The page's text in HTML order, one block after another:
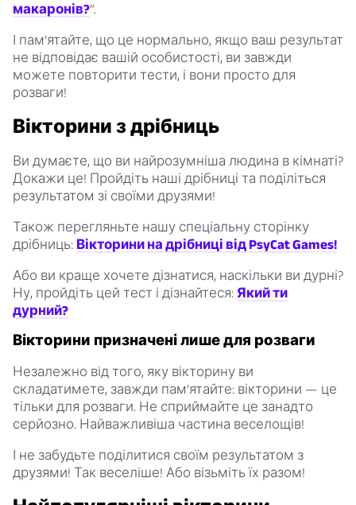
макаронів?”.
І пам’ятайте, що це нормально, якщо ваш результат
не відповідає вашій особистості, ви завжди
можете повторити тести, і вони просто для
розваги!
Вікторини з дрібниць
Ви думаєте, що ви найрозумніша людина в кімнаті?
Докажи це! Пройдіть наші дрібниці та поділіться
результатом зі своїми друзями!
Також перегляньте нашу спеціальну сторінку
дрібниць: Вікторини на дрібниці від PsyCat Games!
Або ви краще хочете дізнатися, наскільки ви дурні?
Ну, пройдіть цей тест і дізнайтеся: Який ти
дурний?
Вікторини призначені лише для розваги
Незалежно від того, яку вікторину ви
складатимете, завжди пам’ятайте: вікторини — це
тільки для розваги. Не сприймайте це занадто
серйозно. Найважливіша частина веселощів!
І не забудьте поділитися своїм результатом з
друзями! Так веселіше! Або візьміть їх разом!